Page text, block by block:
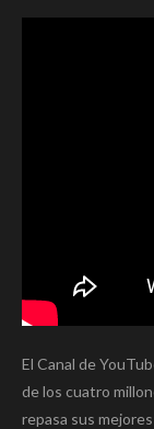
El Canal de
de los cuatro
repasa sus